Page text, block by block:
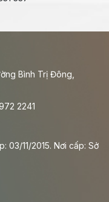
Bình Trị Đông,
2241
03/11/2015. Nơi cấp: Sở